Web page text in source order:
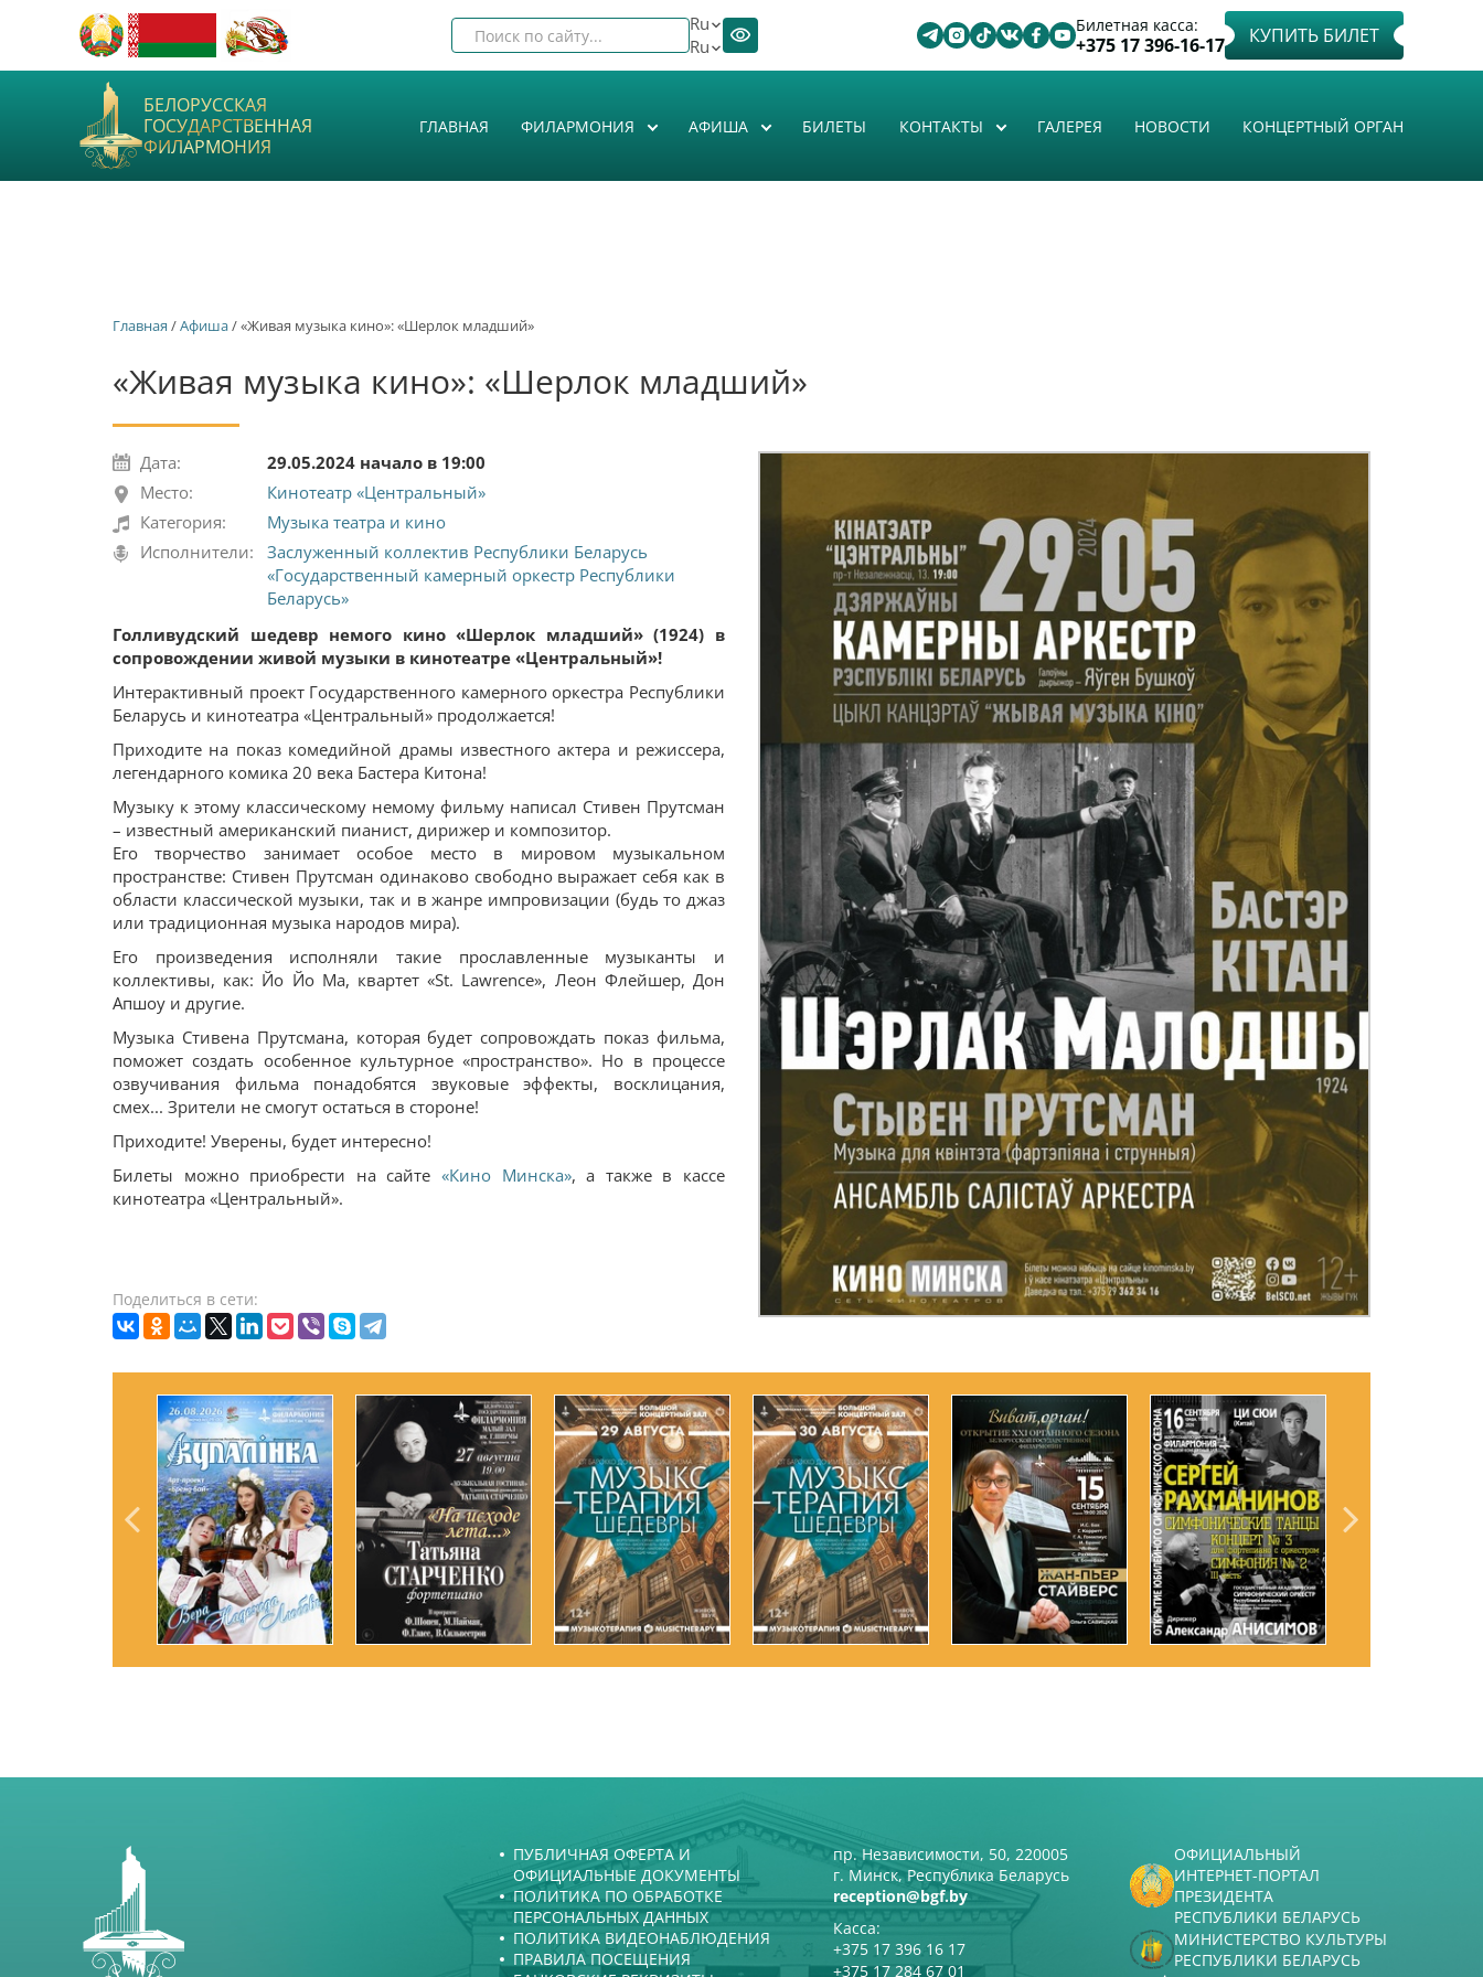
Билетная касса:
+375 17 396-16-17 КУПИТЬ БИЛЕТ
Ru
Ru
БЕЛОРУССКАЯ
ГОСУДАРСТВЕННАЯ
ФИЛАРМОНИЯ
ГЛАВНАЯ ФИЛАРМОНИЯ АФИША БИЛЕТЫ КОНТАКТЫ ГАЛЕРЕЯ НОВОСТИ КОНЦЕРТНЫЙ ОРГАН
Главная /Афиша/ «Живая музыка кино»: «Шерлок младший»
«Живая музыка кино»: «Шерлок младший»
Дата:
29.05.2024 начало в 19:00
Место:
Кинотеатр «Центральный»
Категория:
Музыка театра и кино
Исполнители:
Заслуженный коллектив Республики Беларусь
«Государственный камерный оркестр Республики
Беларусь»
Голливудский шедевр немого кино «Шерлок младший» (1924) в
сопровождении живой музыки в кинотеатре «Центральный»!
Интерактивный проект Государственного камерного оркестра Республики
Беларусь и кинотеатра «Центральный» продолжается!
Приходите на показ комедийной драмы известного актера и режиссера,
легендарного комика 20 века Бастера Китона!
Музыку к этому классическому немому фильму написал Стивен Прутсман
– известный американский пианист, дирижер и композитор.
Его творчество занимает особое место в мировом музыкальном
пространстве: Стивен Прутсман одинаково свободно выражает себя как в
области классической музыки, так и в жанре импровизации (будь то джаз
или традиционная музыка народов мира).
Его произведения исполняли такие прославленные музыканты и
коллективы, как: Йо Йо Ма, квартет «St. Lawrence», Леон Флейшер, Дон
Апшоу и другие.
Музыка Стивена Прутсмана, которая будет сопровождать показ фильма,
поможет создать особенное культурное «пространство». Но в процессе
озвучивания фильма понадобятся звуковые эффекты, восклицания,
смех... Зрители не смогут остаться в стороне!
Приходите! Уверены, будет интересно!
Билеты можно приобрести на сайте «Кино Минска», а также в кассе
кинотеатра «Центральный».
ПУБЛИЧНАЯ ОФЕРТА И
ОФИЦИАЛЬНЫЕ ДОКУМЕНТЫ
ПОЛИТИКА ПО ОБРАБОТКЕ
ПЕРСОНАЛЬНЫХ ДАННЫХ
ПОЛИТИКА ВИДЕОНАБЛЮДЕНИЯ
ПРАВИЛА ПОСЕЩЕНИЯ
пр. Независимости, 50, 220005
г. Минск, Республика Беларусь
reception@bgf.by
Касса:
+375 17 396 16 17
+375 17 284 67 01
ОФИЦИАЛЬНЫЙ
ИНТЕРНЕТ-ПОРТАЛ
ПРЕЗИДЕНТА
РЕСПУБЛИКИ БЕЛАРУСЬ
МИНИСТЕРСТВО КУЛЬТУРЫ
РЕСПУБЛИКИ БЕЛАРУСЬ